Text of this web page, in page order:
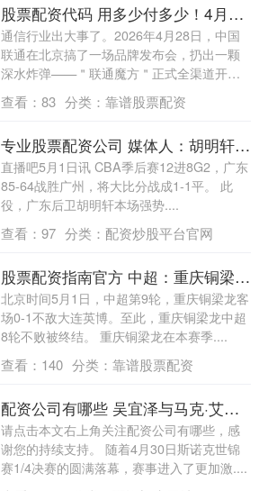
股票配资代码 用多少付多少！4月28日，联通打响第一枪！移动电信请接招？
通信行业出大事了。2026年4月28日，中国
联通在北京搞了一场品牌发布会，扔出一颗
深水炸弹——＂联通魔方＂正式全渠道开
售....
查看： 83 分类： 靠谱股票配资
专业股票配资公司 媒体人：胡明轩和上一场判若两人 广州和广东相比还是有绝对差距
直播吧5月1日讯 CBA季后赛12进8G2，广东
85-64战胜广州，将大比分战成1-1平。 此
役，广东后卫胡明轩本场强势....
查看： 97 分类： 配资炒股平台官网
股票配资指南官方 中超：重庆铜梁龙客场0-1不敌大连英博 8轮不败终结
北京时间5月1日，中超第9轮，重庆铜梁龙客
场0-1不敌大连英博。至此，重庆铜梁龙中超
8轮不败被终结。 重庆铜梁龙在本赛季....
查看： 140 分类： 靠谱股票配资
配资公司有哪些 吴宜泽与马克·艾伦的斯诺克世锦赛半决赛将在5月1日凌晨2点正式开战
请点击本文右上角关注配资公司有哪些，感
谢您的持续支持。 随着4月30日斯诺克世锦
赛1/4决赛的圆满落幕，赛事进入了更加激....